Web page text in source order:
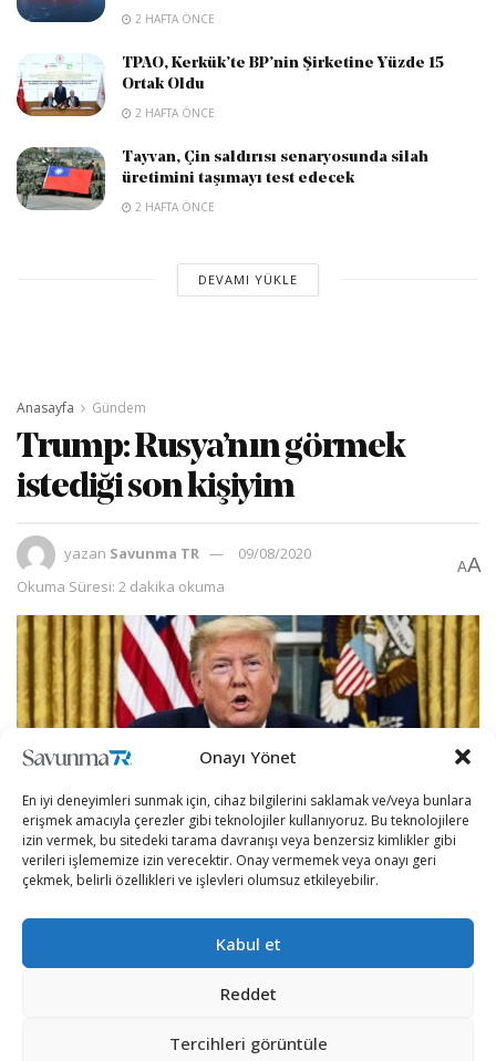
Onayı Yönet
En iyi deneyimleri sunmak için, cihaz bilgilerini saklamak ve/veya bunlara
erişmek amacıyla çerezler gibi teknolojiler kullanıyoruz. Bu teknolojilere
izin vermek, bu sitedeki tarama davranışı veya benzersiz kimlikler gibi
verileri işlememize izin verecektir. Onay vermemek veya onayı geri
çekmek, belirli özellikleri ve işlevleri olumsuz etkileyebilir.
Kabul et
Reddet
Tercihleri görüntüle
2 HAFTA ÖNCE
TPAO, Kerkük’te BP’nin Şirketine Yüzde 15
Ortak Oldu
2 HAFTA ÖNCE
Tayvan, Çin saldırısı senaryosunda silah
üretimini taşımayı test edecek
2 HAFTA ÖNCE
DEVAMI YÜKLE
Anasayfa Gündem
Trump: Rusya’nın görmek
istediği son kişiyim
yazan Savunma TR
09/08/2020
Okuma Süresi: 2 dakika okuma
AA
Trump, New Jersey eyaletindeki Bedminster’da
düzenlediği basın toplantısında gündemi değerlendirdi.
Rusya, İran ve Çin’in ABD seçimlerine müdahale etmeye
Oval Ofis’te görmek istediği en son kişiyim çünkü kimse